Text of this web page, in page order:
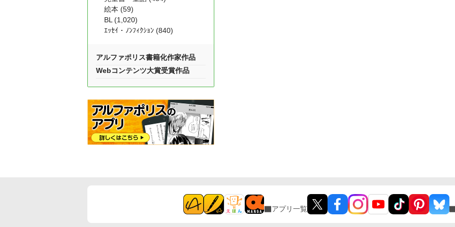
絵本 (59)
BL (1,020)
ｴｯｾｲ・ﾉﾝﾌｨｸｼｮﾝ (840)
アルファポリス書籍化作家作品
Webコンテンツ大賞受賞作品
アプリ一覧